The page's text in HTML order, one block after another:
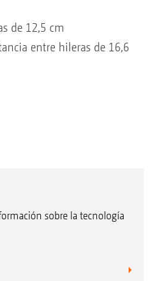
de 12,5 cm
entre hileras de 16,6
sobre la tecnología